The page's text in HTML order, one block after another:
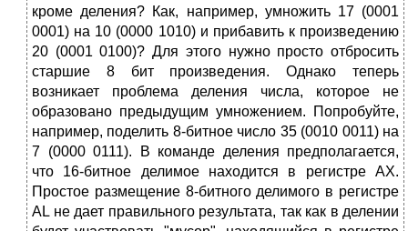
кроме деления? Как, например, умножить 17 (0001
0001) на 10 (0000 1010) и прибавить к произведению
20 (0001 0100)? Для этого нужно просто отбросить
старшие 8 бит произведения. Однако теперь
возникает проблема деления числа, которое не
образовано предыдущим умножением. Попробуйте,
например, поделить 8-битное число 35 (0010 0011) на
7 (0000 0111). В команде деления предполагается,
что 16-битное делимое находится в регистре АХ.
Простое размещение 8-битного делимого в регистре
AL не дает правильного результата, так как в делении